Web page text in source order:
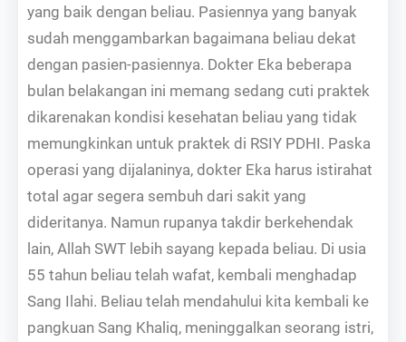
yang baik dengan beliau. Pasiennya yang banyak
sudah menggambarkan bagaimana beliau dekat
dengan pasien-pasiennya. Dokter Eka beberapa
bulan belakangan ini memang sedang cuti praktek
dikarenakan kondisi kesehatan beliau yang tidak
memungkinkan untuk praktek di RSIY PDHI. Paska
operasi yang dijalaninya, dokter Eka harus istirahat
total agar segera sembuh dari sakit yang
dideritanya. Namun rupanya takdir berkehendak
lain, Allah SWT lebih sayang kepada beliau. Di usia
55 tahun beliau telah wafat, kembali menghadap
Sang Ilahi. Beliau telah mendahului kita kembali ke
pangkuan Sang Khaliq, meninggalkan seorang istri,